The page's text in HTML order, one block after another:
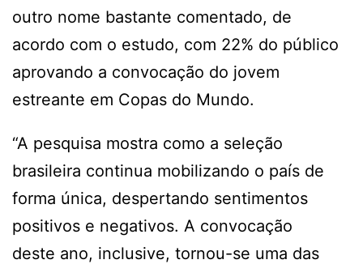
outro nome bastante comentado, de
acordo com o estudo, com 22% do público
aprovando a convocação do jovem
estreante em Copas do Mundo.
“A pesquisa mostra como a seleção
brasileira continua mobilizando o país de
forma única, despertando sentimentos
positivos e negativos. A convocação
deste ano, inclusive, tornou-se uma das